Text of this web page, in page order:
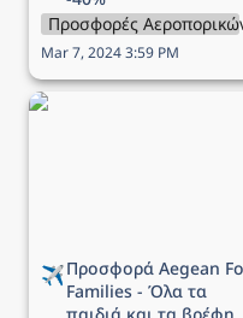
Προσφορές
Mar 7, 2024 3:59 PM
Προσφορά Aegean For
✈️Προσφορά Aegean
Families - Όλα τα